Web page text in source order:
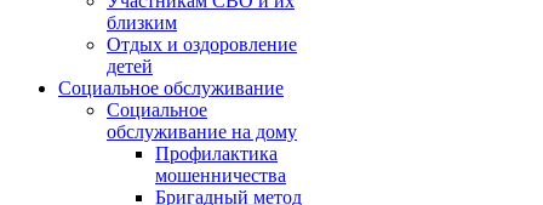
близким
Отдых и оздоровление
детей
Социальное обслуживание
Социальное
обслуживание на дому
Профилактика
мошенничества
Бригадный метод